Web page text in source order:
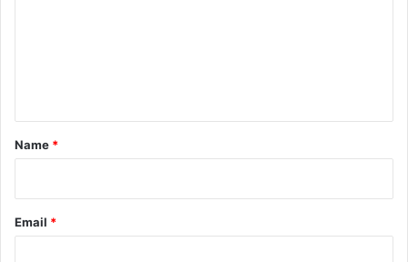
*
Name *
Email *